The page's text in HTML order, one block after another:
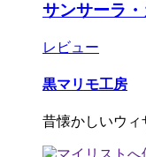
サンサーラ
レビュー
黒マリモ工房
昔懐かしいウィ